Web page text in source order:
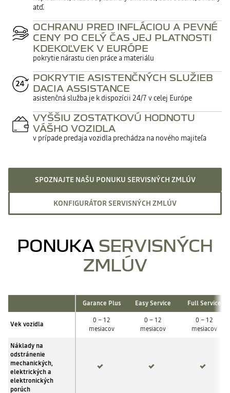
atď.
OCHRANU PRED INFLÁCIOU A PEVNÉ
CENY PO CELÝ ČAS JEJ PLATNOSTI
KDEKOĽVEK V EURÓPE
pokrytie nárastu cien práce a materiálu
POKRYTIE ASISTENČNÝCH SLUŽIEB
DACIA ASSISTANCE
asistenčná služba je k dispozícii 24/7 v celej Európe
VYŠŠIU ZOSTATKOVÚ HODNOTU
VÁŠHO VOZIDLA
v prípade predaja vozidla prechádza na nového majiteľa
SPOZNAJTE NAŠU PONUKU SERVISNÝCH ZMLÚV
KONFIGURÁTOR SERVISNÝCH ZMLÚV
PONUKA SERVISNÝCH
ZMLÚV
Garance Plus Easy Service Full Service
Vek vozidla
0 – 12
mesiacov
0 – 12
mesiacov
0 – 12
mesiacov
Náklady na
odstránenie
mechanických,
elektrických a
elektronických
porúch